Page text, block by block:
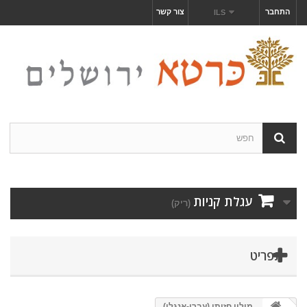
התחבר ILS צור קשר
עגלת קניות (ריק)
תפריט